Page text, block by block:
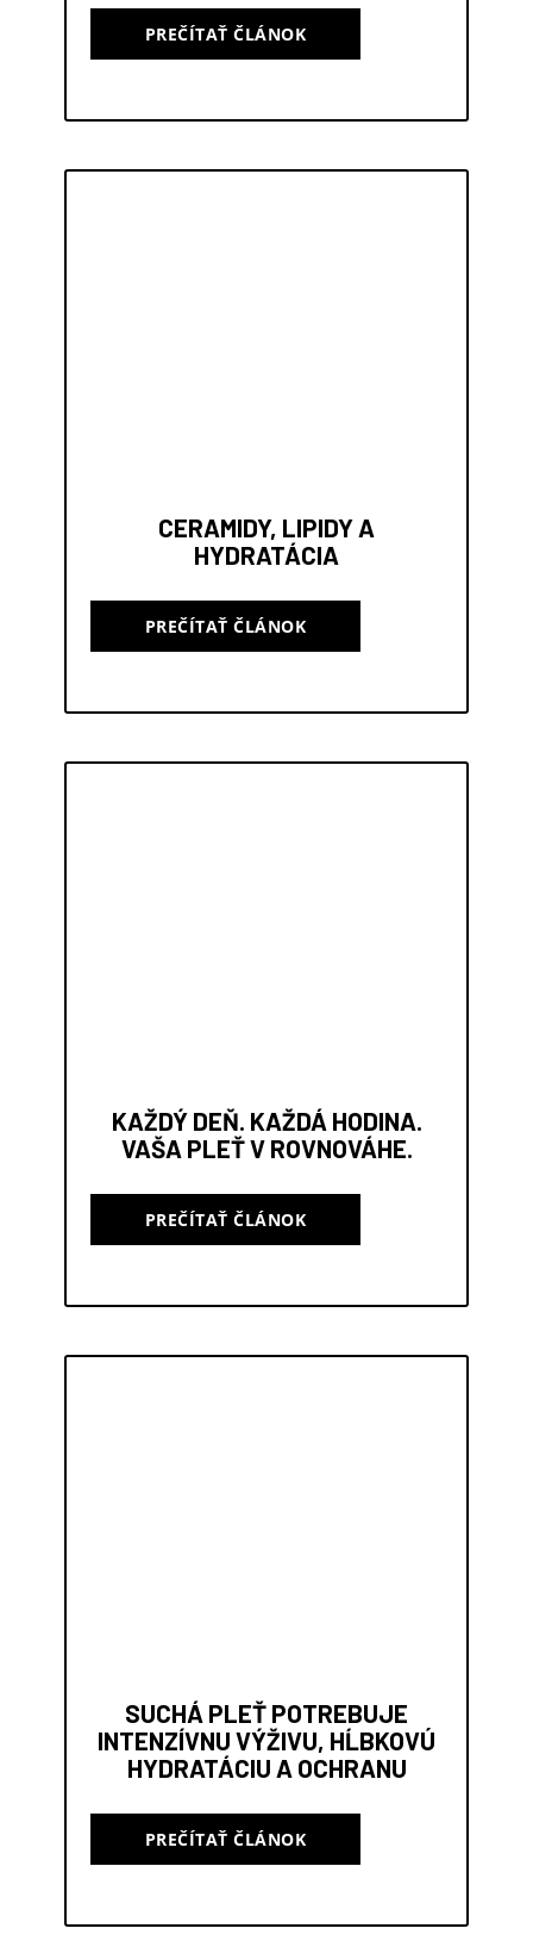
PREČÍTAŤ ČLÁNOK
CERAMIDY, LIPIDY A
HYDRATÁCIA
PREČÍTAŤ ČLÁNOK
KAŽDÝ DEŇ. KAŽDÁ HODINA.
VAŠA PLEŤ V ROVNOVÁHE.
PREČÍTAŤ ČLÁNOK
SUCHÁ PLEŤ POTREBUJE
INTENZÍVNU VÝŽIVU, HĹBKOVÚ
HYDRATÁCIU A OCHRANU
PREČÍTAŤ ČLÁNOK